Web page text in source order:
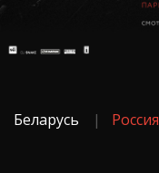
Беларусь Россия